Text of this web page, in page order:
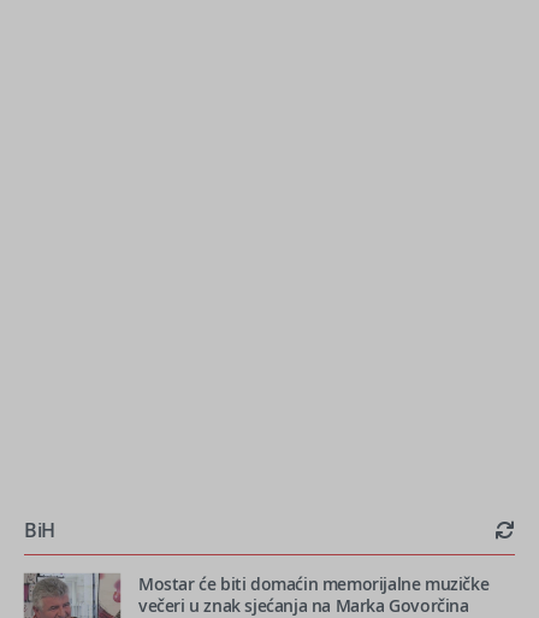
BiH
Mostar će biti domaćin memorijalne muzičke
večeri u znak sjećanja na Marka Govorčina